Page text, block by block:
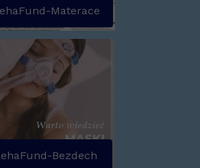
Materace
Bezdech